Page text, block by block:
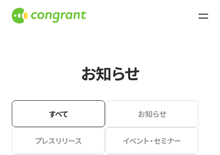
お知らせ
すべて お知らせ
プレスリリース イベント・セミナー